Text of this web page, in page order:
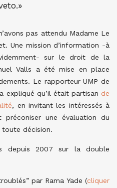
pas attendu Madame Le
Une mission d’information -à
sur le droit de la
Valls a été mise en place
Le rapporteur UMP de
expliqué qu’il était partisan de
, en invitant les intéressés à
préconiser une évaluation du
décision.
depuis 2007 sur la double
par Rama Yade (cliquer